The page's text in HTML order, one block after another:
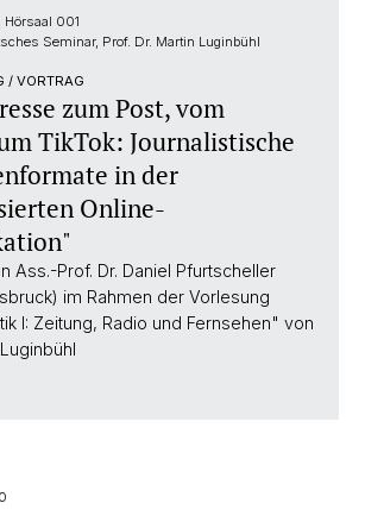
Hörsaal 001
Seminar, Prof. Dr. Martin Luginbühl
/ VORTRAG
zum Post, vom
TikTok: Journalistische
in der
Online-
Ass.-Prof. Dr. Daniel Pfurtscheller
im Rahmen der Vorlesung
I: Zeitung, Radio und Fernsehen" von